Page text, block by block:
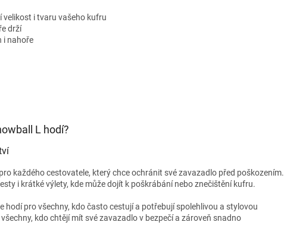
velikost i tvaru vašeho kufru
drží
i nahoře
L hodí?
každého cestovatele, který chce ochránit své zavazadlo před poškozením.
i krátké výlety, kde může dojít k poškrábání nebo znečištění kufru.
hodí pro všechny, kdo často cestují a potřebují spolehlivou a stylovou
kdo chtějí mít své zavazadlo v bezpečí a zároveň snadno